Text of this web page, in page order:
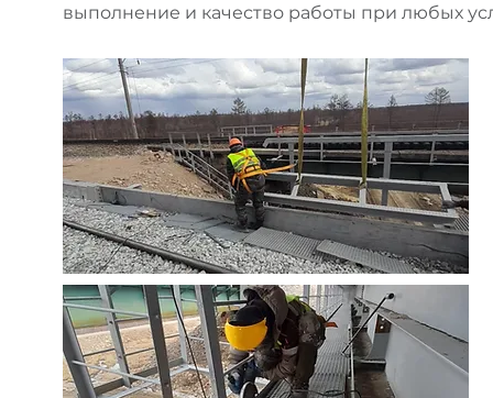
выполнение и качество работы при любых